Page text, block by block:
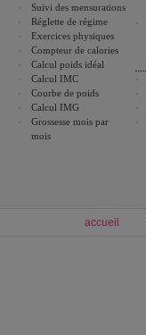
Suivi des mensurations
Réglette de régime
Exercices physiques
Compteur de calories
Calcul poids idéal
Calcul IMC
Courbe de poids
Calcul IMG
Grossesse mois par
mois
accueil